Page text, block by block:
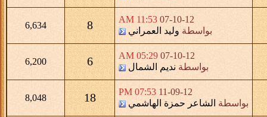
07-10-12
11:53 AM
بواسطة وليد العمراني 8
6,634
07-10-12
05:29 AM
بواسطة نديم الشمال 6
6,200
11-09-12
07:53 PM
بواسطة الشاعر حمزة الهاشمي 18
8,048